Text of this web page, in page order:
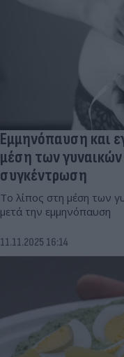
Εμμηνόπαυση και
μέση των
συγκέντρωση
Το λίπος στη μέση των
μετά την εμμηνόπαυση
11.11.2025 16:14